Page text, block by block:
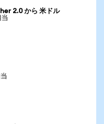
2.0 から 米ドル